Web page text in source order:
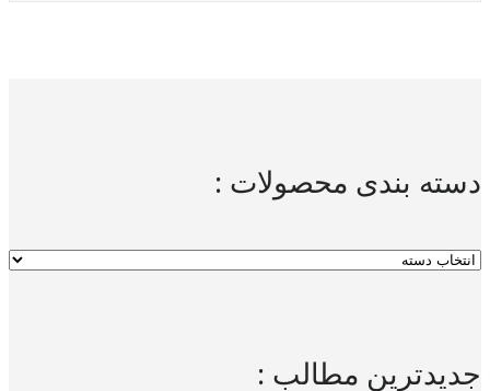
دسته بندی محصولات :
جدیدترین مطالب :